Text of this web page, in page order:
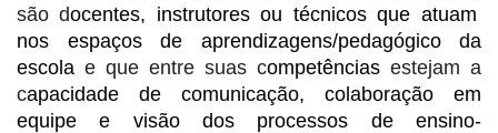
são docentes, instrutores ou técnicos que atuam
nos espaços de aprendizagens/pedagógico da
escola e que entre suas competências estejam a
capacidade de comunicação, colaboração em
equipe e visão dos processos de ensino-